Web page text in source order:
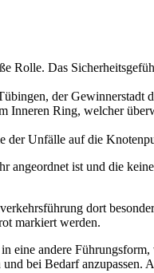
Rolle. Das
der Gewinnerstadt
Inneren Ring, welcher
der Unfälle auf die
ist und die
dort
markiert werden.
eine andere
bei Bedarf